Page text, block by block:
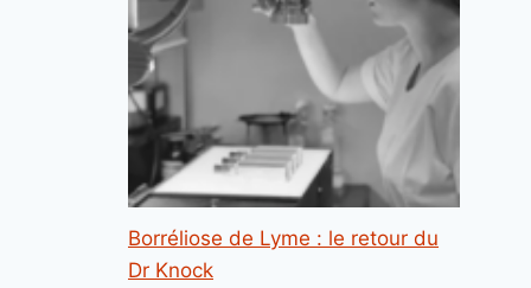
Borréliose de Lyme : le retour du
Dr Knock